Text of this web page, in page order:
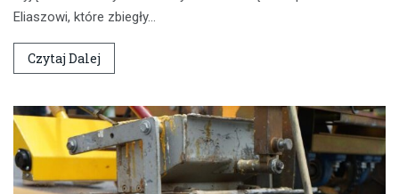
Eliaszowi, które zbiegły…
Czytaj Dalej